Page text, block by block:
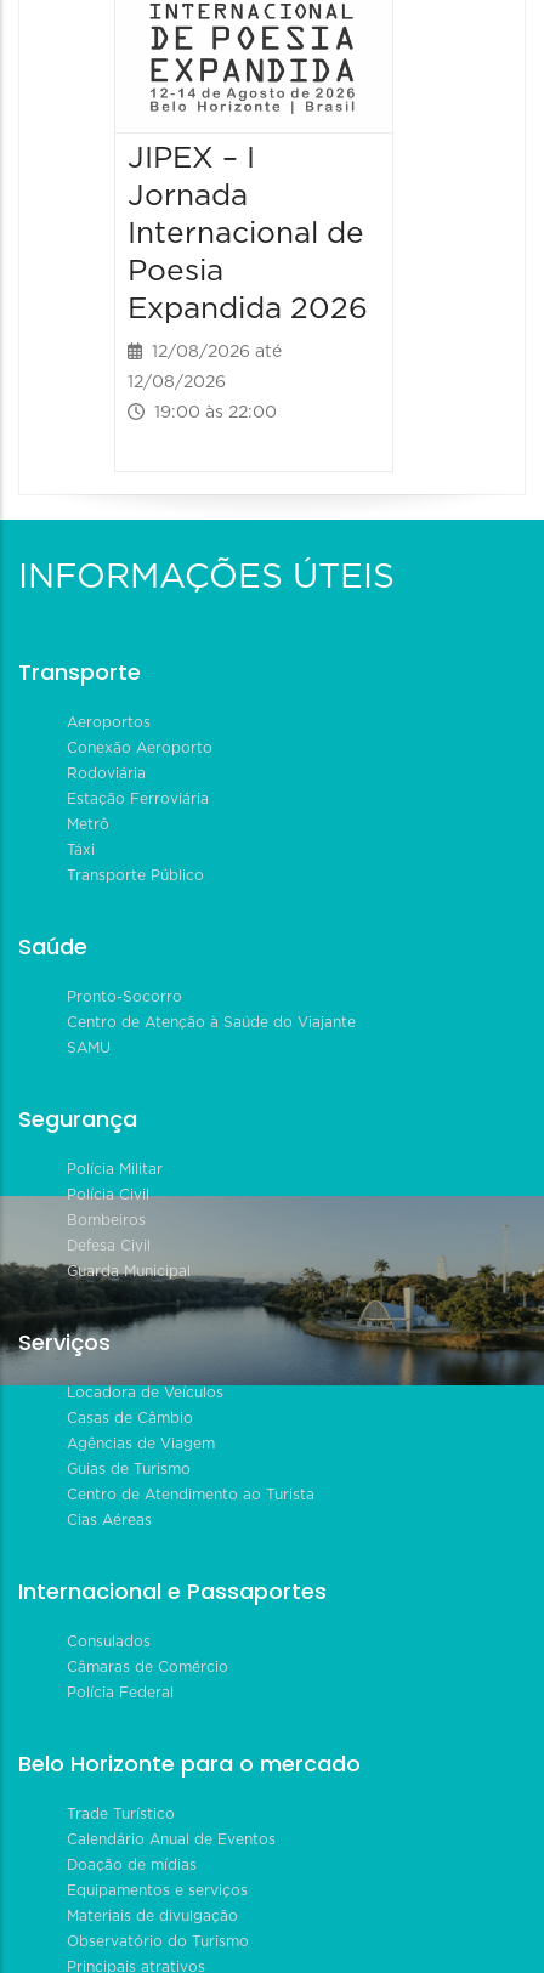
JIPEX – I
Jornada
Internacional de
Poesia
Expandida 2026
12/08/2026 até
12/08/2026
19:00 às 22:00
INFORMAÇÕES ÚTEIS
Transporte
Aeroportos
Conexão Aeroporto
Rodoviária
Estação Ferroviária
Metrô
Táxi
Transporte Público
Saúde
Pronto-Socorro
Centro de Atenção à Saúde do Viajante
SAMU
Segurança
Polícia Militar
Polícia Civil
Bombeiros
Defesa Civil
Guarda Municipal
Serviços
Locadora de Veículos
Casas de Câmbio
Agências de Viagem
Guias de Turismo
Centro de Atendimento ao Turista
Cias Aéreas
Internacional e Passaportes
Consulados
Câmaras de Comércio
Polícia Federal
Belo Horizonte para o mercado
Trade Turístico
Calendário Anual de Eventos
Doação de mídias
Equipamentos e serviços
Materiais de divulgação
Observatório do Turismo
Principais atrativos